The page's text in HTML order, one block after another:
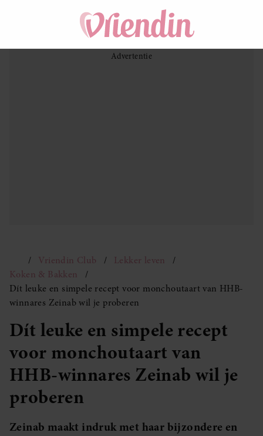
Vriendin Club
Lekker leven
Koken & Bakken
Dít leuke en simpele recept voor monchoutaart van HHB-
winnares Zeinab wil je proberen
Dít leuke en simpele recept
voor monchoutaart van
HHB-winnares Zeinab wil je
proberen
Zeinab maakt indruk met haar bijzondere en